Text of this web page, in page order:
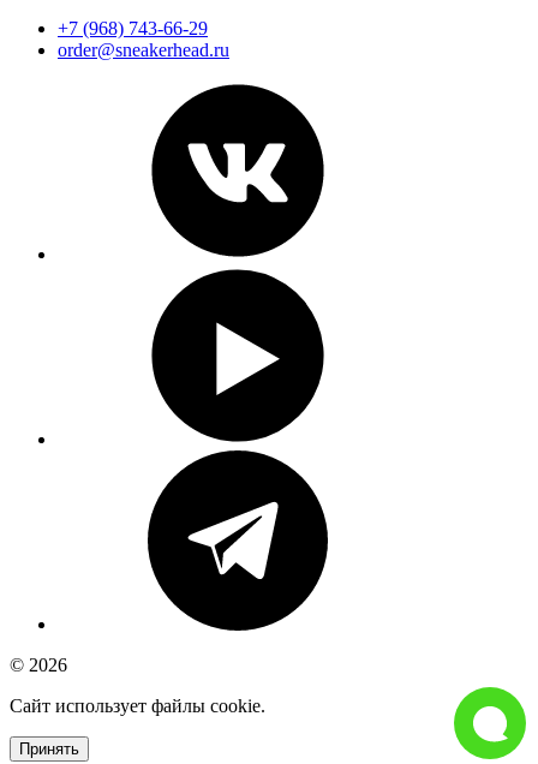
+7 (968) 743-66-29
order@sneakerhead.ru
© 2026
Сайт использует файлы cookie.
Принять